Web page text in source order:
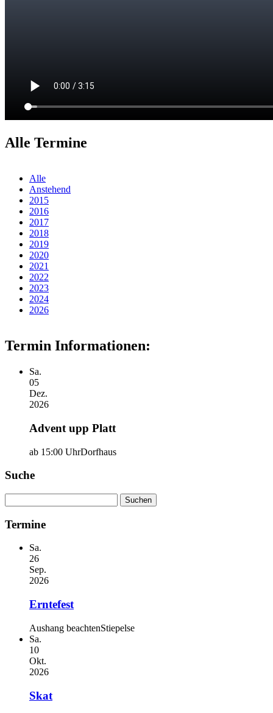
Alle Termine
Alle
Anstehend
2015
2016
2017
2018
2019
2020
2021
2022
2023
2024
2026
Termin Informationen:
Sa.
05
Dez.
2026
Advent upp Platt
ab 15:00 UhrDorfhaus
Suche
nach:
Termine
Sa.
26
Sep.
2026
Erntefest
Aushang beachtenStiepelse
Sa.
10
Okt.
2026
Skat